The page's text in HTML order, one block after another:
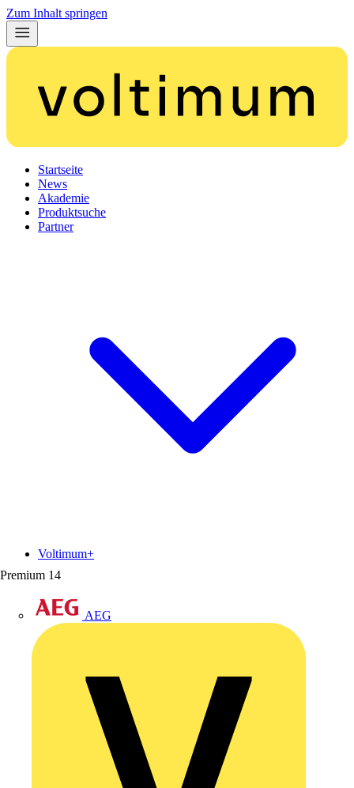
Zum Inhalt springen
Startseite
News
Akademie
Produktsuche
Partner
Premium 14
AEG
Voltimum+